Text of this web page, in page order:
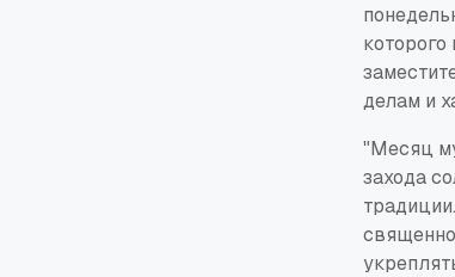
делам и
"Месяц
захода